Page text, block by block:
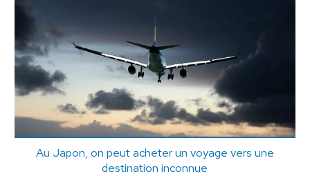
Au Japon, on peut acheter un voyage vers une
destination inconnue